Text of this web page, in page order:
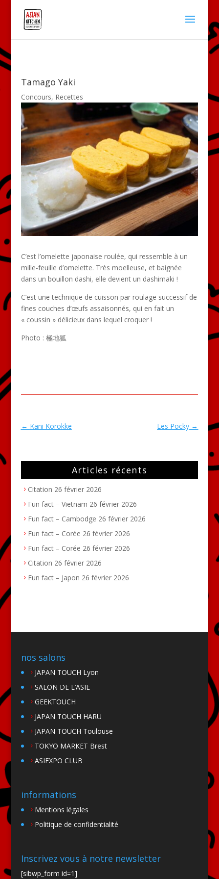
Tamago Yaki
Concours, Recettes
C’est l’omelette japonaise roulée, qui ressemble à un
mille-feuille d’omelette. Très moelleuse, et baignée
dans un bouillon dashi, elle devient un dashimaki !
C’est une technique de cuisson par roulage successif de
fines couches d’œufs assaisonnés, qui en fait un
« coussin » délicieux dans lequel croquer !
Photo : 極地狐
← Kani Korokke Les Pocky →
Articles récents
Citation 26 février 2026
Fun fact – Vietnam 26 février 2026
Fun fact – Cambodge 26 février 2026
Fun fact – Corée 26 février 2026
Fun fact – Corée 26 février 2026
Citation 26 février 2026
Fun fact – Japon 26 février 2026
nos salons
JAPAN TOUCH Lyon
SALON DE L’ASIE
GEEKTOUCH
JAPAN TOUCH HARU
JAPAN TOUCH Toulouse
TOKYO MARKET Brest
ASIEXPO CLUB
informations
Mentions légales
Politique de confidentialité
Inscrivez vous à notre newsletter
[sibwp_form id=1]